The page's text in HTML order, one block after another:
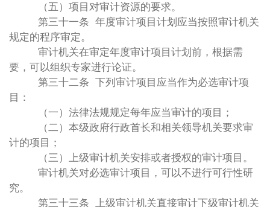
（五）项目对审计资源的要求。
第三十一条 年度审计项目计划应当按照审计机关
规定的程序审定。
审计机关在审定年度审计项目计划前，根据需
要，可以组织专家进行论证。
第三十二条 下列审计项目应当作为必选审计项
目：
（一）法律法规规定每年应当审计的项目；
（二）本级政府行政首长和相关领导机关要求审
计的项目；
（三）上级审计机关安排或者授权的审计项目。
审计机关对必选审计项目，可以不进行可行性研
究。
第三十三条 上级审计机关直接审计下级审计机关